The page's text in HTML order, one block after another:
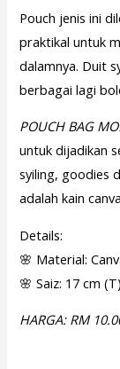
Pouch jenis ini
praktikal untuk
dalamnya. Duit
berbagai lagi
POUCH BAG
untuk dijadikan
syiling, goodies
adalah kain
Details:
🌸 Material:
🌸 Saiz: 17 cm
HARGA: RM